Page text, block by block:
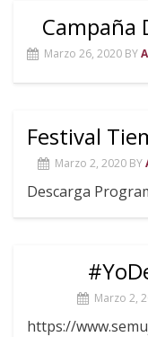
Campaña
Marzo 26, 2020 BY
Festival
Marzo 2, 2020 BY
Descarga
Marzo 2,
https://